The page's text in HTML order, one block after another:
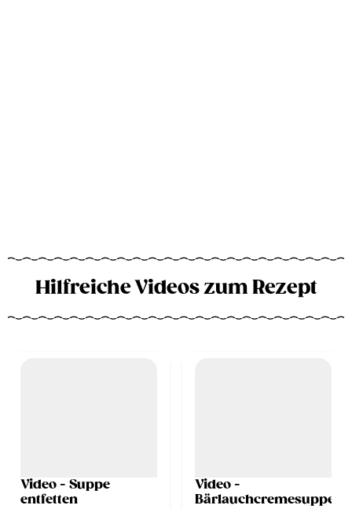
Hilfreiche Videos zum Rezept
Video - Suppe
entfetten
Video -
Bärlauchcremesuppe